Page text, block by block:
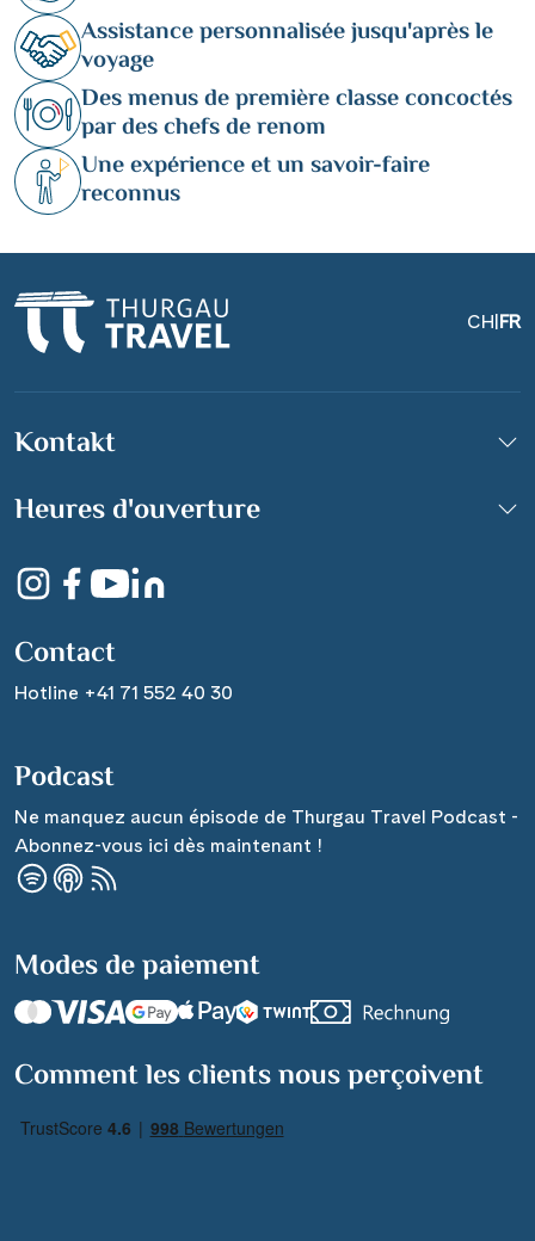
Dordrecht
Assistance personnalisée jusqu'après le
voyage
Des menus de première classe concoctés
par des chefs de renom
Une expérience et un savoir-faire
reconnus
CH|FR
Kontakt
Heures d'ouverture
Contact
Hotline +41 71 552 40 30
Podcast
Ne manquez aucun épisode de Thurgau Travel Podcast -
Abonnez-vous ici dès maintenant !
Modes de paiement
Comment les clients nous perçoivent